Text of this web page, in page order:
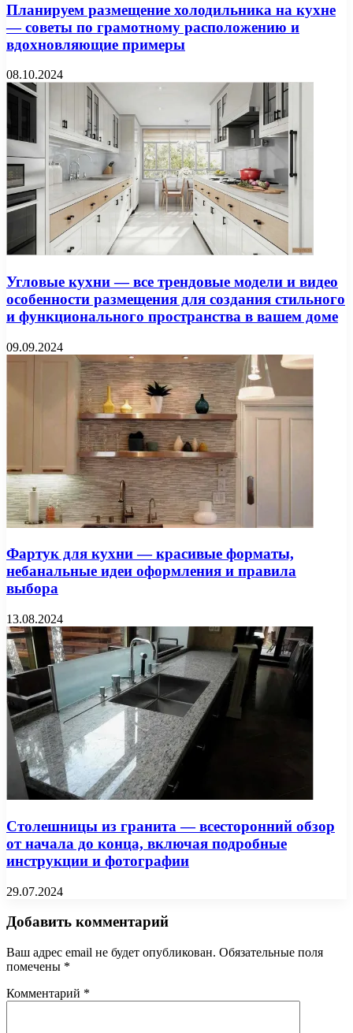
Планируем размещение холодильника на кухне
— советы по грамотному расположению и
вдохновляющие примеры
08.10.2024
Угловые кухни — все трендовые модели и видео
особенности размещения для создания стильного
и функционального пространства в вашем доме
09.09.2024
Фартук для кухни — красивые форматы,
небанальные идеи оформления и правила
выбора
13.08.2024
Столешницы из гранита — всесторонний обзор
от начала до конца, включая подробные
инструкции и фотографии
29.07.2024
Добавить комментарий
Ваш адрес email не будет опубликован. Обязательные поля
помечены *
Комментарий *